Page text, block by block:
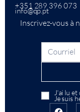
+351 289 396 073
info@qp.pt
Inscrivez-vous à
J'ai lu
Je suis